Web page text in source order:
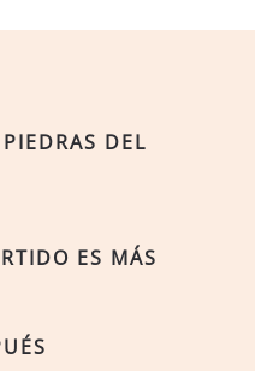
DEL
ES MÁS